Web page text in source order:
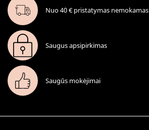
Nuo 40 € pristatymas nemokamas
Saugus apsipirkimas
Saugūs mokėjimai